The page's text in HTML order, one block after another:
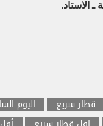
ـ الاستاد.
قطار سريع اليوم